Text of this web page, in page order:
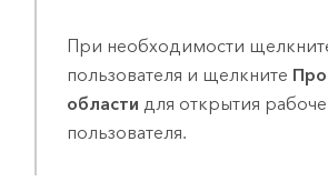
При необходимости
пользователя и щелкните
области для открытия
пользователя.